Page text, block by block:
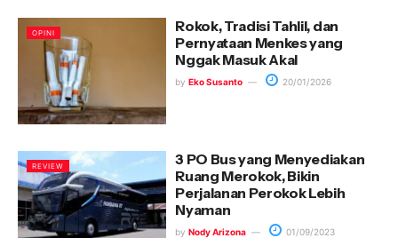
OPINI
Rokok, Tradisi Tahlil, dan
Pernyataan Menkes yang
Nggak Masuk Akal
by Eko Susanto 20/01/2026
REVIEW
3 PO Bus yang Menyediakan
Ruang Merokok, Bikin
Perjalanan Perokok Lebih
Nyaman
by Nody Arizona 01/09/2023